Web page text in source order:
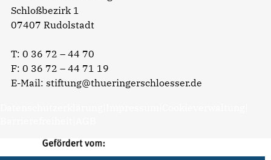
Schloßbezirk 1
07407 Rudolstadt
T: 0 36 72 – 44 70
F: 0 36 72 – 44 71 19
E-Mail: stiftung@thueringerschloesser.de